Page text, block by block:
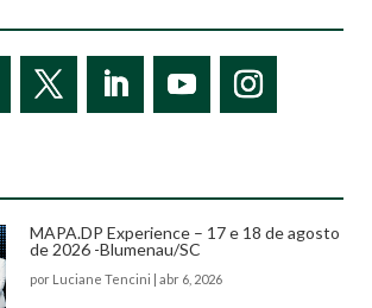
MAPA.DP Experience – 17 e 18 de agosto
de 2026 -Blumenau/SC
por Luciane Tencini | abr 6, 2026